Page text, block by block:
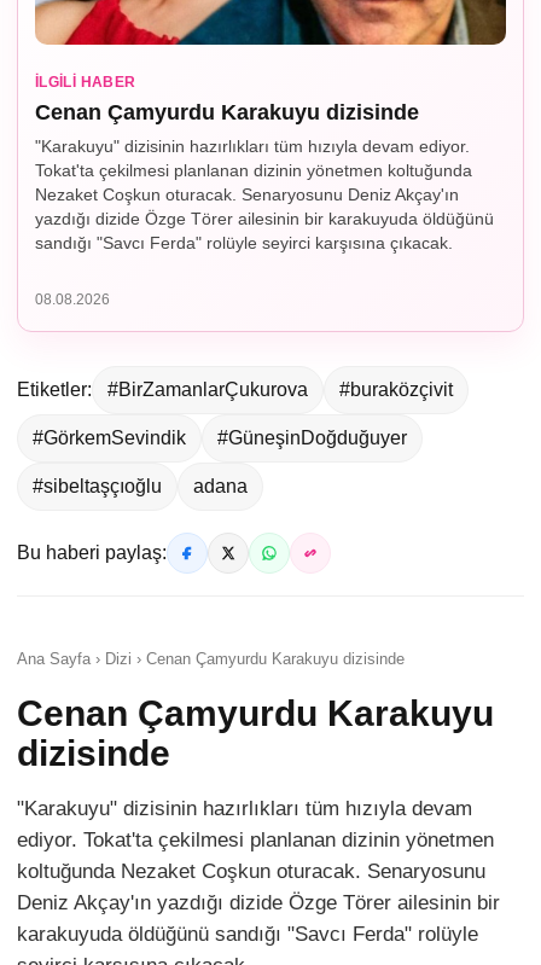
İLGILI HABER
Cenan Çamyurdu Karakuyu dizisinde
"Karakuyu" dizisinin hazırlıkları tüm hızıyla devam ediyor.
Tokat'ta çekilmesi planlanan dizinin yönetmen koltuğunda
Nezaket Coşkun oturacak. Senaryosunu Deniz Akçay'ın
yazdığı dizide Özge Törer ailesinin bir karakuyuda öldüğünü
sandığı "Savcı Ferda" rolüyle seyirci karşısına çıkacak.
08.08.2026
Etiketler: #BirZamanlarÇukurova #buraközçivit
#GörkemSevindik #GüneşinDoğduğuyer
#sibeltaşçıoğlu adana
Bu haberi paylaş:
Ana Sayfa › Dizi › Cenan Çamyurdu Karakuyu dizisinde
Cenan Çamyurdu Karakuyu
dizisinde
"Karakuyu" dizisinin hazırlıkları tüm hızıyla devam
ediyor. Tokat'ta çekilmesi planlanan dizinin yönetmen
koltuğunda Nezaket Coşkun oturacak. Senaryosunu
Deniz Akçay'ın yazdığı dizide Özge Törer ailesinin bir
karakuyuda öldüğünü sandığı "Savcı Ferda" rolüyle